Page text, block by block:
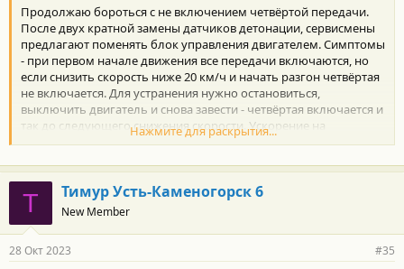
Продолжаю бороться с не включением четвёртой передачи.
После двух кратной замены датчиков детонации, сервисмены
предлагают поменять блок управления двигателем. Симптомы
- при первом начале движения все передачи включаются, но
если снизить скорость ниже 20 км/ч и начать разгон четвёртая
не включается. Для устранения нужно остановиться,
выключить двигатель и снова завести - четвёртая включается и
так до следующего снижения скорости. Ускорение на
четвёртой снизилось(((
может соленоид? Севисмены про соленоид даже не заикаются.
Нажмите для раскрытия...
Т Тимур Усть-Каменогорск 6
New Member
28 Окт 2023 #35